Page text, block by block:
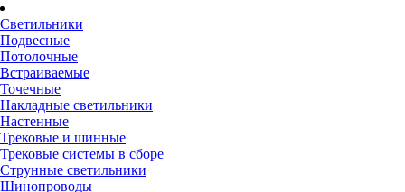
Светильники
Подвесные
Потолочные
Встраиваемые
Точечные
Накладные светильники
Настенные
Трековые и шинные
Трековые системы в сборе
Струнные светильники
Шинопроводы